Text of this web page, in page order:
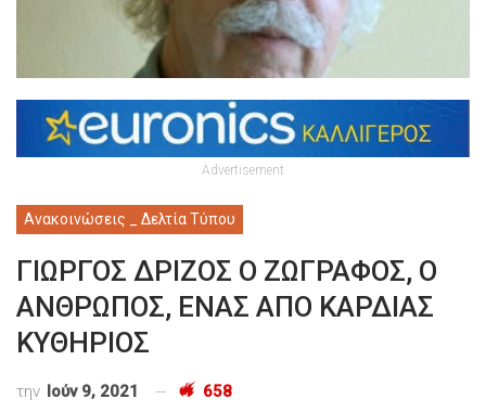
Advertisement
Ανακοινώσεις _ Δελτία Τύπου
ΓΙΩΡΓΟΣ ΔΡΙΖΟΣ Ο ΖΩΓΡΑΦΟΣ, Ο
ΑΝΘΡΩΠΟΣ, ΕΝΑΣ ΑΠΟ ΚΑΡΔΙΑΣ
ΚΥΘΗΡΙΟΣ
την Ιούν 9, 2021 658